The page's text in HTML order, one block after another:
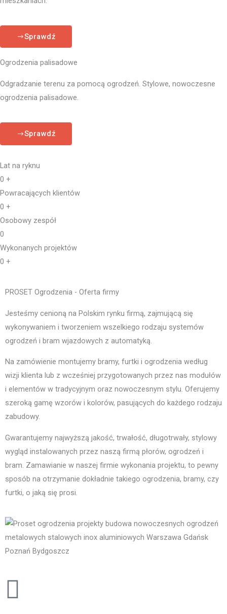
Sprawdź
Ogrodzenia palisadowe
Odgradzanie terenu za pomocą ogrodzeń. Stylowe, nowoczesne
ogrodzenia palisadowe.
Sprawdź
Lat na ryknu
0 +
Powracających klientów
0 +
Osobowy zespół
0
Wykonanych projektów
0 +
PROSET Ogrodzenia - Oferta firmy
Jesteśmy cenioną na Polskim rynku firmą, zajmującą się
wykonywaniem i tworzeniem wszelkiego rodzaju systemów
ogrodzeń i bram wjazdowych z automatyką.
Na zamówienie montujemy bramy, furtki i ogrodzenia według
wizji klienta lub z wcześniej przygotowanych przez nas modułów
i elementów w tradycyjnym oraz nowoczesnym stylu. Oferujemy
szeroką gamę wzorów i kolorów, pasujących do każdego rodzaju
zabudowy.
Gwarantujemy najwyższą jakość, trwałość, długotrwały, stylowy
wygląd instalowanych przez naszą firmą płorów, ogrodzeń i
bram. Zamawianie w naszej firmie wykonania projektu, to pewny
sposób na otrzymanie dokładnie takiego ogrodzenia, bramy, czy
furtki, o jaką się prosi.